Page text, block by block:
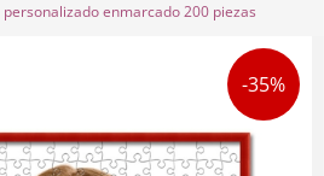
personalizado enmarcado 200 piezas
-35%